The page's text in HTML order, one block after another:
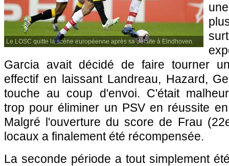
Le LOSC quitte la scène européenne après sa défaite à Eindhoven.
Garcia avait décidé de faire tourner
effectif en laissant Landreau, Hazard,
touche au coup d'envoi. C'était
trop pour éliminer un PSV en réussite
Malgré l'ouverture du score de Frau
locaux a finalement été récompensée.
La seconde période a tout simplement